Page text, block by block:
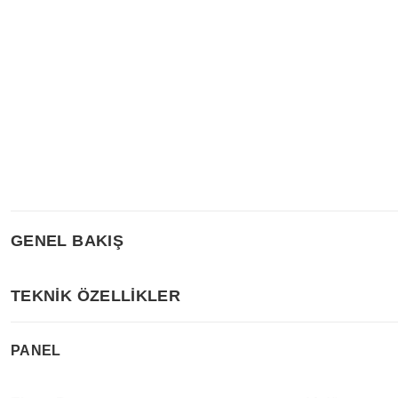
GENEL BAKIŞ
TEKNİK ÖZELLİKLER
PANEL